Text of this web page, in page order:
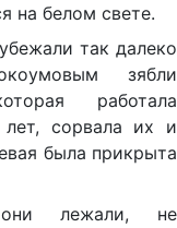
на белом свете.
так далеко
зябли
работала
лет, сорвала их и
была прикрыта
лежали, не